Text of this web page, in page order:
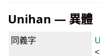
Unihan — 異體
同義字